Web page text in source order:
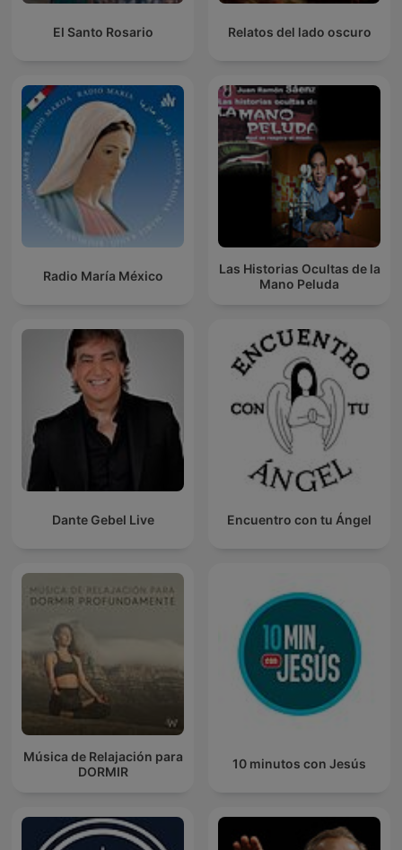
El Santo Rosario Relatos del lado oscuro
Radio María México
Las Historias Ocultas de la
Mano Peluda
Dante Gebel Live Encuentro con tu Ángel
Música de Relajación para
DORMIR
10 minutos con Jesús